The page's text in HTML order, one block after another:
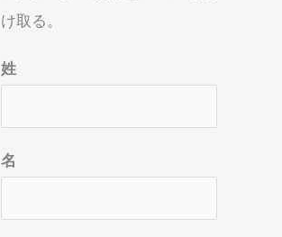
け取る。
姓
名